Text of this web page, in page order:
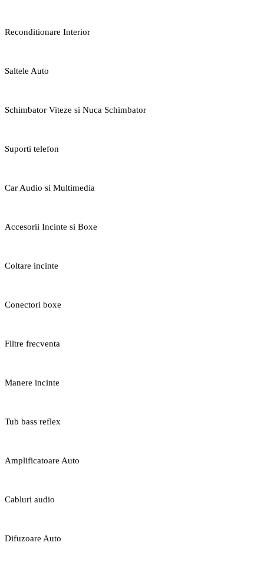
Reconditionare Interior
Saltele Auto
Schimbator Viteze si Nuca Schimbator
Suporti telefon
Car Audio si Multimedia
Accesorii Incinte si Boxe
Coltare incinte
Conectori boxe
Filtre frecventa
Manere incinte
Tub bass reflex
Amplificatoare Auto
Cabluri audio
Difuzoare Auto